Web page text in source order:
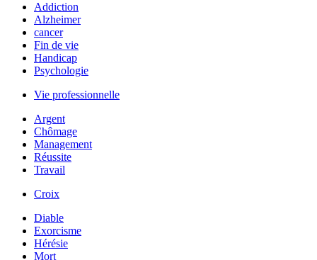
Addiction
Alzheimer
cancer
Fin de vie
Handicap
Psychologie
Vie professionnelle
Argent
Chômage
Management
Réussite
Travail
Croix
Diable
Exorcisme
Hérésie
Mort